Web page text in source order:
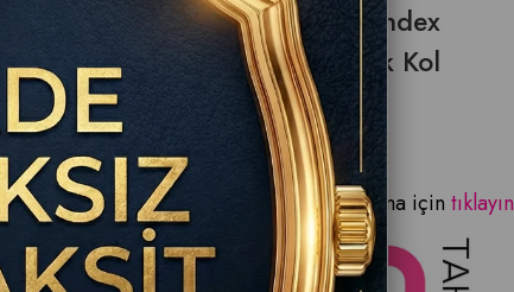
Frederique Constant Classics Index
Automatic FC-303NS5B6 Erkek Kol
Saati 40mm
(0)
WhatsApp Tıkla Sor
Frederique Constant Resmi Bayi Doğrulama içintıklayın